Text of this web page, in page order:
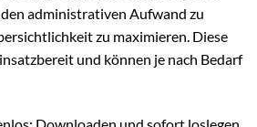
administrativen Aufwand zu
zu maximieren. Diese
und können je nach Bedarf